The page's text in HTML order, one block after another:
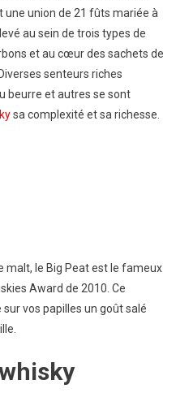
une union de 21 fûts mariée à
au sein de trois types de
et au cœur des sachets de
senteurs riches
beurre et autres se sont
sa complexité et sa richesse.
malt, le Big Peat est le fameux
Award de 2010. Ce
vos papilles un goût salé